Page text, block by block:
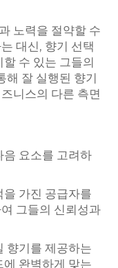
노력을 절약할 수
대신, 향기 선택
수 있는 그들의
해 잘 실행된 향기
니스의 다른 측면
음 요소를 고려하
가진 공급자를
그들의 신뢰성과
향기를 제공하는
완벽하게 맞는